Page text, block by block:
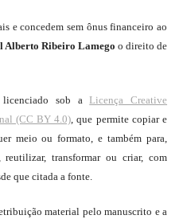
e concedem sem ônus financeiro ao
Alberto Ribeiro Lamegoo direito de
licenciado sob a Licença Creative
(CC BY 4.0), que permite copiar e
meio ou formato, e também para,
transformar ou criar, com
que citada a fonte.
material pelo manuscrito e a